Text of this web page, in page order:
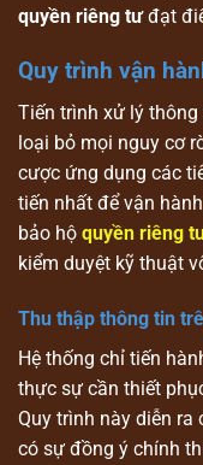
quyền riêng tưđạt
Quy trình vận
Tiến trình xử lý
loại bỏ mọi nguy cơ
cược ứng dụng các
tiến nhất để vận
bảo hộ quyền riêng
kiểm duyệt kỹ thuật
Thu thập thông tin
Hệ thống chỉ tiến
thực sự cần thiết
Quy trình này diễn
có sự đồng ý chính